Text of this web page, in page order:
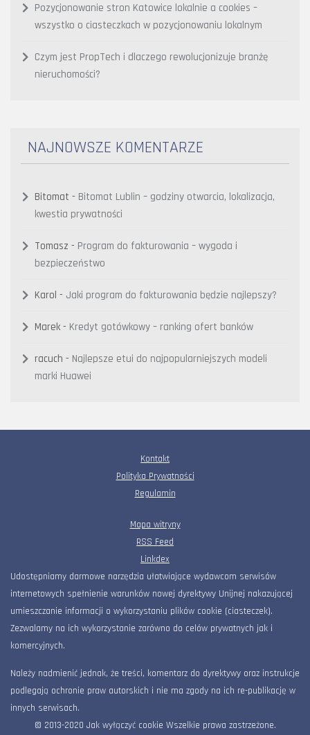
Pozycjonowanie stron Katowice lokalnie a cookies –
wszystko o ciasteczkach w pozycjonowaniu lokalnym
Czym jest PropTech i dlaczego rewolucjonizuje branżę
nieruchomości?
NAJNOWSZE KOMENTARZE
Bitomat - Bitomat Lublin – godziny otwarcia, lokalizacja,
kwestia prywatności
Tomasz - Program do fakturowania – wygoda i
bezpieczeństwo
Karol - Jaki program do fakturowania będzie najlepszy?
Marek - Kredyt gotówkowy – ranking ofert banków
racuch - Najlepsze etui do najpopularniejszych modeli
marki Huawei
Kontakt
Polityka Prywatności
Regulamin
Mapa witryny
RSS Feed
Linkdex
Udostępniamy darmowe narzędzia ułatwiające wydawcom serwisów
internetowych spełnienie warunków nowej dyrektywy Unijnej nakazującej
umieszczanie informacji o wykorzystaniu plików cookie (ciasteczek).
Zezwalamy na ich wykorzystanie zarówno do celów prywatnych jak i
komercyjnych.
Należy nadmienić jednak, że treści, komentarz do dyrektywy oraz instrukcje
podlegają ochronie praw autorskich i nie ma zgody na ich re-publikację w
innych serwisach.
© 2013-2020 Jak wyłączyć cookie Wszelkie prawa zastrzeżone.